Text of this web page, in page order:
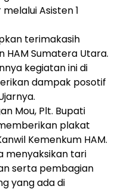
Asisten 1
terimakasih
HAM Sumatera Utara.
kegiatan ini di
dampak posotif
Mou, Plt. Bupati
plakat
Kemenkum HAM.
menyaksikan tari
serta pembagian
yang ada di